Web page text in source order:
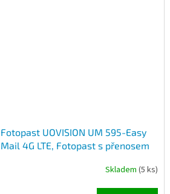
Fotopast UOVISION UM 595-Easy
Mail 4G LTE, Fotopast s přenosem
Skladem (5 ks)